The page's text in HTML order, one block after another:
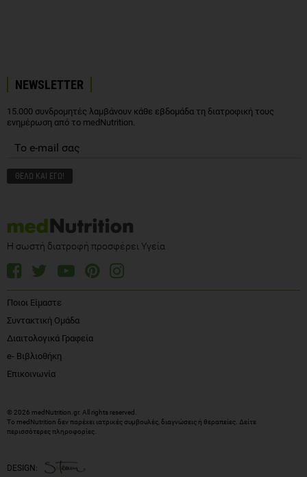
NEWSLETTER
15.000 συνδρομητές λαμβάνουν κάθε εβδομάδα τη διατροφική τους
ενημέρωση από το medNutrition.
Η σωστή διατροφή προσφέρει Υγεία
Ποιοι Είμαστε
Συντακτική Ομάδα
Διαιτολογικά Γραφεία
e- Βιβλιοθήκη
Επικοινωνία
© 2026 medNutrition.gr. All rights reserved.
Το medNutrition δεν παρέχει ιατρικές συμβουλές, διαγνώσεις ή θεραπείες. Δείτε
περισσότερες πληροφορίες
DESIGN: